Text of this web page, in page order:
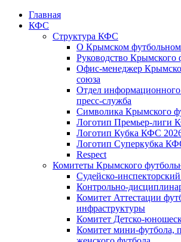
Главная
КФС
Структура КФС
О Крымском
Руководство Крымского
Офис-менеджер
союза
Отдел информационного
пресс-служба
Символика Крымского
Логотип Премьер-лиги
Логотип Кубка КФС
Логотип Суперкубка
Respect
Комитеты Крымского
Судейско-
Контрольно-
Комитет Аттестации
инфраструктуры
Комитет Детско-
Комитет мини-футбола,